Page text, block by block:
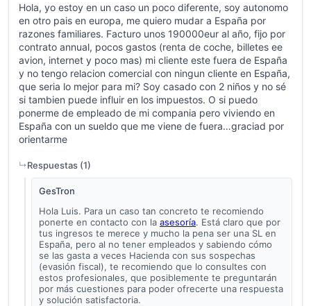
Hola, yo estoy en un caso un poco diferente, soy autonomo
en otro pais en europa, me quiero mudar a España por
razones familiares. Facturo unos 190000eur al año, fijo por
contrato annual, pocos gastos (renta de coche, billetes ee
avion, internet y poco mas) mi cliente este fuera de España
y no tengo relacion comercial con ningun cliente en España,
que seria lo mejor para mi? Soy casado con 2 niños y no sé
si tambien puede influir en los impuestos. O si puedo
ponerme de empleado de mi compania pero viviendo en
España con un sueldo que me viene de fuera…graciad por
orientarme
Respuestas (1)
GesTron
Hola Luis. Para un caso tan concreto te recomiendo
ponerte en contacto con la asesoría. Está claro que por
tus ingresos te merece y mucho la pena ser una SL en
España, pero al no tener empleados y sabiendo cómo
se las gasta a veces Hacienda con sus sospechas
(evasión fiscal), te recomiendo que lo consultes con
estos profesionales, que posiblemente te preguntarán
por más cuestiones para poder ofrecerte una respuesta
y solución satisfactoria.